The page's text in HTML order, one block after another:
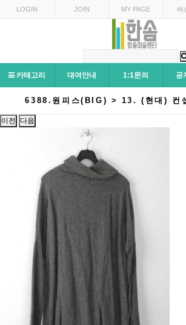
LOGIN JOIN MY PAGE 배
카테고리 대여안내 1:1문의 공
6388.원피스(BIG) > 13. (현대) 컨
이전 다음